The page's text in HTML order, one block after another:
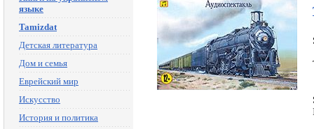
языке
Tamizdat
Детская литература
Дом и семья
Еврейский мир
Искусство
История и политика